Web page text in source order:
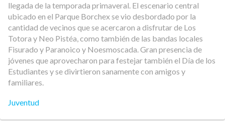
llegada de la temporada primaveral. El escenario central
ubicado en el Parque Borchex se vio desbordado por la
cantidad de vecinos que se acercaron a disfrutar de Los
Totora y Neo Pistéa, como también de las bandas locales
Fisurado y Paranoico y Noesmoscada. Gran presencia de
jóvenes que aprovecharon para festejar también el Día de los
Estudiantes y se divirtieron sanamente con amigos y
familiares.
Juventud